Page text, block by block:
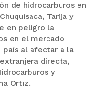
de hidrocarburos en
Tarija y
en peligro la
en el mercado
país al afectar a la
directa,
y
Ortiz.